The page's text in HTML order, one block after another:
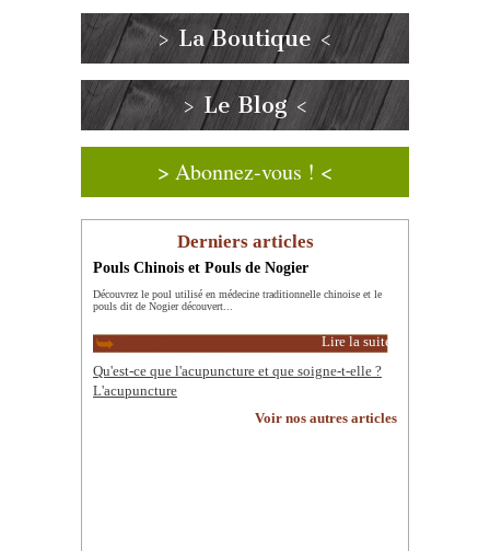
> La Boutique <
> Le Blog <
> Abonnez-vous ! <
Derniers articles
Pouls Chinois et Pouls de Nogier
Découvrez le poul utilisé en médecine traditionnelle chinoise et le
pouls dit de Nogier découvert...
Lire la suite
Qu'est-ce que l'acupuncture et que soigne-t-elle ?
L'acupuncture
Voir nos autres articles